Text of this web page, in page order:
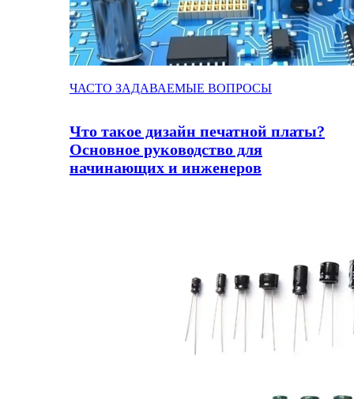
ЧАСТО ЗАДАВАЕМЫЕ ВОПРОСЫ
Что такое дизайн печатной платы?
Основное руководство для
начинающих и инженеров